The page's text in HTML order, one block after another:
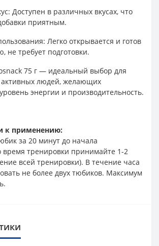
Доступен в различных вкусах, что
приятным.
Легко открывается и готов
не требует подготовки.
75 г — идеальный выбор для
активных людей, желающих
энергии и производительность.
к применению:
за 20 минут до начала
время тренировки принимайте 1-2
всей тренировки). В течение часа
не более двух тюбиков. Максимум